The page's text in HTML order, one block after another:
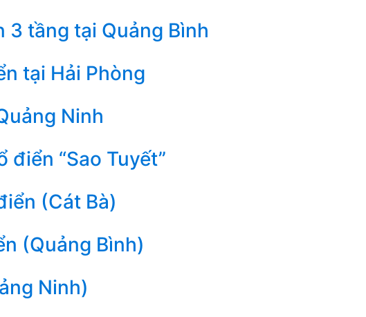
3 tầng tại Quảng Bình
tại Hải Phòng
Ninh
“Sao Tuyết”
(Cát Bà)
(Quảng Bình)
Ninh)